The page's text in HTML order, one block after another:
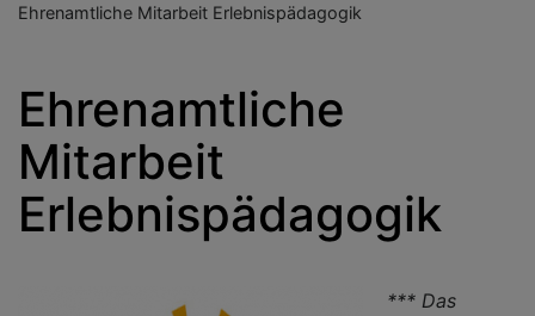
Ehrenamtliche Mitarbeit Erlebnispädagogik
Ehrenamtliche
Mitarbeit
Erlebnispädagogik
*** Das